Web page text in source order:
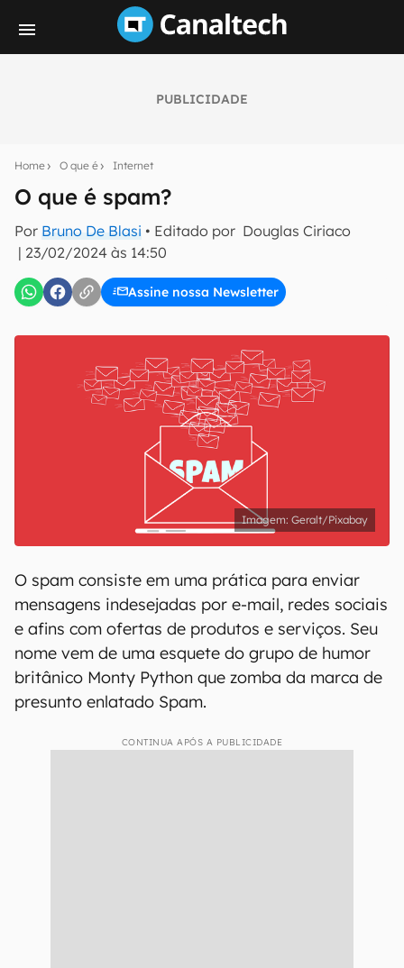
PUBLICIDADE
Home O que é Internet
O que é spam?
Por Bruno De Blasi • Editado por Douglas Ciriaco
| 23/02/2024 às 14:50
Assine nossa Newsletter
notícias e reviews sobre tecnologia em primeira
E-mail
inscreva-se
Confirmo que li, aceito e concordo com os
Termos de
Uso e Política de Privacidade do Canaltech.
Geralt/Pixabay
O spam consiste em uma prática para enviar
mensagens indesejadas por e-mail, redes sociais
e afins com ofertas de produtos e serviços. Seu
nome vem de uma esquete do grupo de humor
britânico Monty Python que zomba da marca de
presunto enlatado Spam.
CONTINUA APÓS A PUBLICIDADE